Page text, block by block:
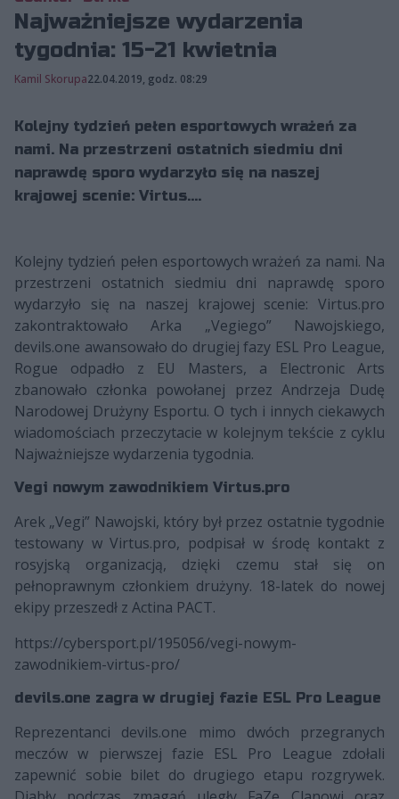
Najważniejsze wydarzenia
tygodnia: 15-21 kwietnia
Kamil Skorupa22.04.2019, godz. 08:29
Kolejny tydzień pełen esportowych wrażeń za
nami. Na przestrzeni ostatnich siedmiu dni
naprawdę sporo wydarzyło się na naszej
krajowej scenie: Virtus....
Kolejny tydzień pełen esportowych wrażeń za nami. Na
przestrzeni ostatnich siedmiu dni naprawdę sporo
wydarzyło się na naszej krajowej scenie: Virtus.pro
zakontraktowało Arka „Vegiego” Nawojskiego,
devils.one awansowało do drugiej fazy ESL Pro League,
Rogue odpadło z EU Masters, a Electronic Arts
zbanowało członka powołanej przez Andrzeja Dudę
Narodowej Drużyny Esportu. O tych i innych ciekawych
wiadomościach przeczytacie w kolejnym tekście z cyklu
Najważniejsze wydarzenia tygodnia.
Vegi nowym zawodnikiem Virtus.pro
Arek „Vegi” Nawojski, który był przez ostatnie tygodnie
testowany w Virtus.pro, podpisał w środę kontakt z
rosyjską organizacją, dzięki czemu stał się on
pełnoprawnym członkiem drużyny. 18-latek do nowej
ekipy przeszedł z Actina PACT.
https://cybersport.pl/195056/vegi-nowym-
zawodnikiem-virtus-pro/
devils.one zagra w drugiej fazie ESL Pro League
Reprezentanci devils.one mimo dwóch przegranych
meczów w pierwszej fazie ESL Pro League zdołali
zapewnić sobie bilet do drugiego etapu rozgrywek.